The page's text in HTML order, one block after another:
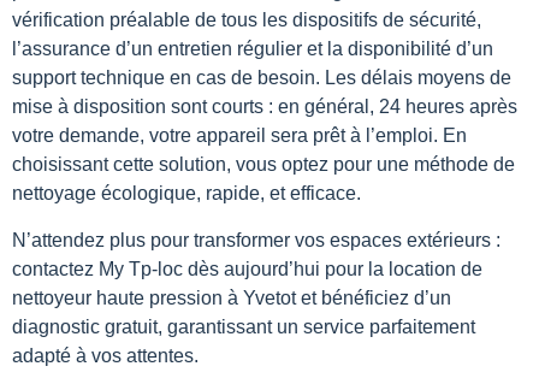
vérification préalable de tous les dispositifs de sécurité,
l’assurance d’un entretien régulier et la disponibilité d’un
support technique en cas de besoin. Les délais moyens de
mise à disposition sont courts : en général, 24 heures après
votre demande, votre appareil sera prêt à l’emploi. En
choisissant cette solution, vous optez pour une méthode de
nettoyage écologique, rapide, et efficace.
N’attendez plus pour transformer vos espaces extérieurs :
contactez My Tp-loc dès aujourd’hui pour la location de
nettoyeur haute pression à Yvetot et bénéficiez d’un
diagnostic gratuit, garantissant un service parfaitement
adapté à vos attentes.